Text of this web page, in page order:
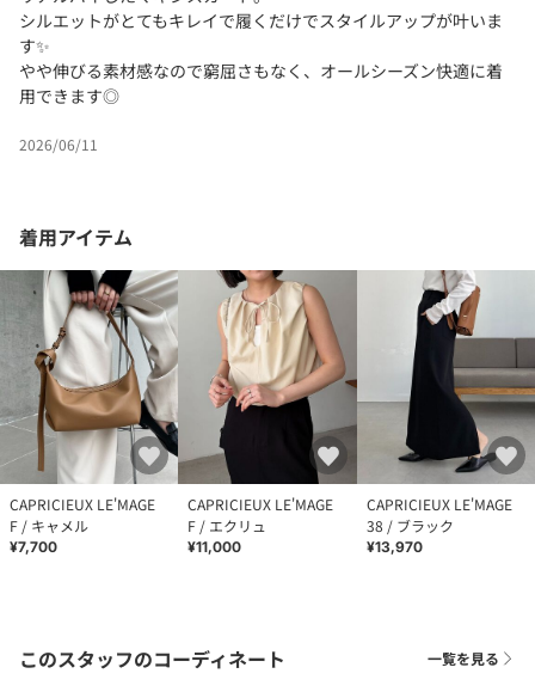
シルエットがとてもキレイで履くだけでスタイルアップが叶いま
す✨
やや伸びる素材感なので窮屈さもなく、オールシーズン快適に着
用できます◎
2026/06/11
着用アイテム
CAPRICIEUX LE'MAGE
F / キャメル
¥7,700
CAPRICIEUX LE'MAGE
F / エクリュ
¥11,000
CAPRICIEUX LE'MAGE
38 / ブラック
¥13,970
このスタッフのコーディネート 一覧を見る